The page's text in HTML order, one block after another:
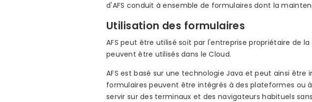
d'AFS conduit à ensemble de formulaires dont la
Utilisation des formulaires
AFS peut être utilisé soit par l'entreprise propriétaire de
peuvent être utilisés dans le Cloud.
AFS est basé sur une technologie Java et peut ainsi
formulaires peuvent être intégrés à des plateformes ou
servir sur des terminaux et des navigateurs habituels